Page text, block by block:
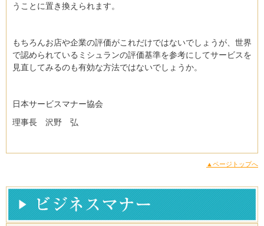
うことに置き換えられます。
もちろんお店や企業の評価がこれだけではないでしょうが、世界
で認められているミシュランの評価基準を参考にしてサービスを
見直してみるのも有効な方法ではないでしょうか。
日本サービスマナー協会
理事長 沢野 弘
▲ページトップへ